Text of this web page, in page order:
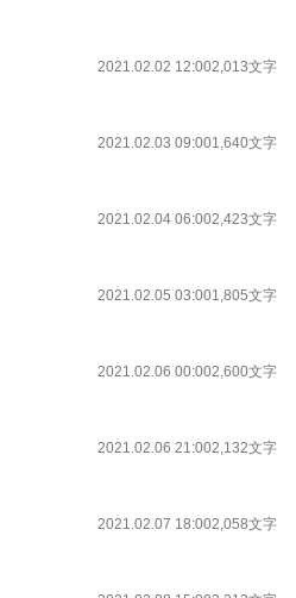
2021.02.02 12:002,013文字
2021.02.03 09:001,640文字
2021.02.04 06:002,423文字
2021.02.05 03:001,805文字
2021.02.06 00:002,600文字
2021.02.06 21:002,132文字
2021.02.07 18:002,058文字